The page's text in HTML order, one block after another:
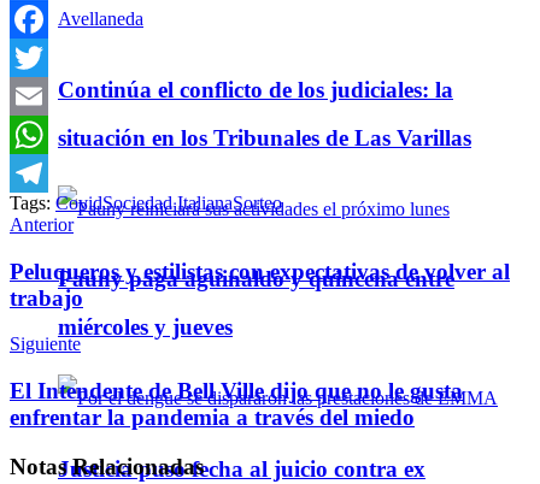
Continúa el conflicto de los judiciales: la
situación en los Tribunales de Las Varillas
Pauny paga aguinaldo y quincena entre
miércoles y jueves
Justicia puso fecha al juicio contra ex
Facebook
Twitter
Email
WhatsApp
Telegram
Tags: CovidSociedad ItalianaSorteo
Anterior
Peluqueros y estilistas con expectativas de volver al
trabajo
Siguiente
El Intendente de Bell Ville dijo que no le gusta
enfrentar la pandemia a través del miedo
NotasRelacionadas